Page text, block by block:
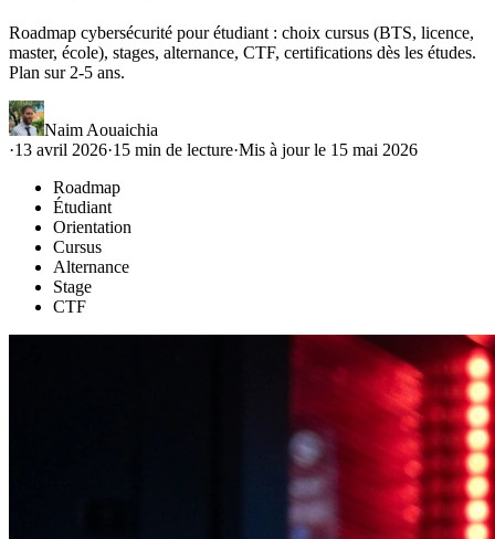
Roadmap cybersécurité pour étudiant : choix cursus (BTS, licence,
master, école), stages, alternance, CTF, certifications dès les études.
Plan sur 2-5 ans.
Naim Aouaichia
·13 avril 2026·15 min de lecture·Mis à jour le 15 mai 2026
Roadmap
Étudiant
Orientation
Cursus
Alternance
Stage
CTF